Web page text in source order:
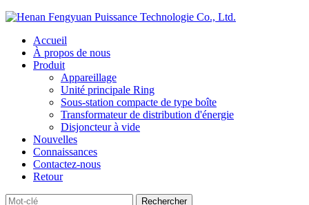
Accueil
À propos de nous
Produit
Appareillage
Unité principale Ring
Sous-station compacte de type boîte
Transformateur de distribution d'énergie
Disjoncteur à vide
Nouvelles
Connaissances
Contactez-nous
Retour